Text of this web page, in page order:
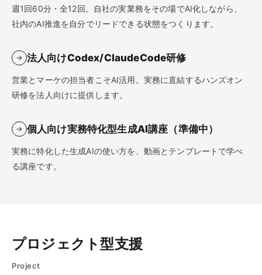
週1回60分・全12回。自社の実業務をその場でAI化しながら、
社内のAI推進を自分でリードできる状態をつくります。
→ 法人向けCodex/ClaudeCode研修
営業とマーケの担当者こそAI活用。実務に直結するハンズオン
研修を法人向けに提供します。
→ 個人向け実務特化型生成AI講座（準備中）
実務に特化した生成AIの使い方を、動画とテンプレートで学べ
る講座です。
プロジェクト型支援
Project